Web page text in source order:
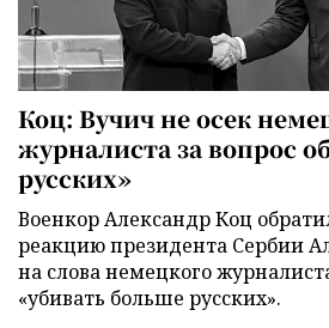
Коц: Вучич не осек
журналиста за вопрос
русских»
Военкор Александр Коц
реакцию президента Сербии
на слова немецкого
«убивать больше русских».